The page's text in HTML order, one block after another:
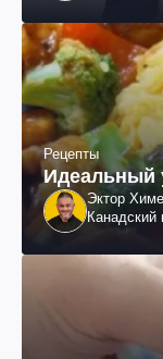
Рецепты
Идеальный
Эктор
Канадский